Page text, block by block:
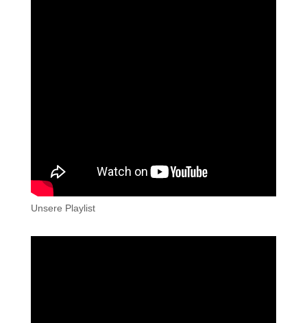
Unsere Playlist